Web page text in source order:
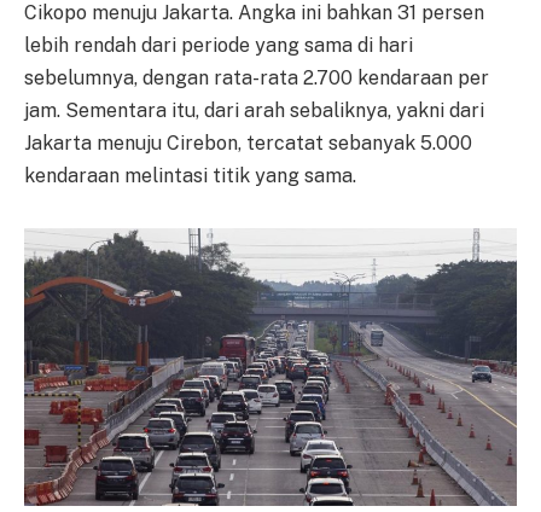
Cikopo menuju Jakarta. Angka ini bahkan 31 persen
lebih rendah dari periode yang sama di hari
sebelumnya, dengan rata-rata 2.700 kendaraan per
jam. Sementara itu, dari arah sebaliknya, yakni dari
Jakarta menuju Cirebon, tercatat sebanyak 5.000
kendaraan melintasi titik yang sama.